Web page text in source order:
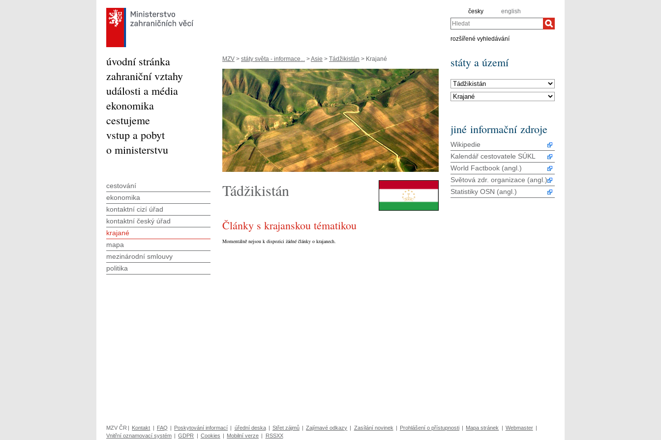
česky english
Hledat
rozšířené vyhledávání
MZV > státy světa - informace... >Asie > Tádžikistán > Krajané
Tádžikistán
Články s krajanskou tématikou
Momentálně nejsou k dispozici žádné články o krajanech.
úvodní stránka
zahraniční vztahy
události a média
ekonomika
cestujeme
vstup a pobyt
o ministerstvu
cestování
ekonomika
kontaktní cizí úřad
kontaktní český úřad
krajané
mapa
mezinárodní smlouvy
politika
státy a území
jiné informační zdroje
Wikipedie
Kalendář cestovatele SÚKL
World Factbook (angl.)
Světová zdr. organizace (angl.)
Statistiky OSN (angl.)
MZV ČR | Kontakt | FAQ | Poskytování informací | úřední deska | Střet zájmů | Zajímavé odkazy | Zasílání novinek | Prohlášení o přístupnosti | Mapa stránek | Webmaster |
Vnitřní oznamovací systém | GDPR | Cookies | Mobilní verze | RSSXX